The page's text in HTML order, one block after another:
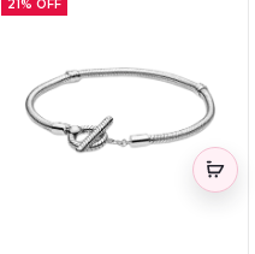
21% OFF